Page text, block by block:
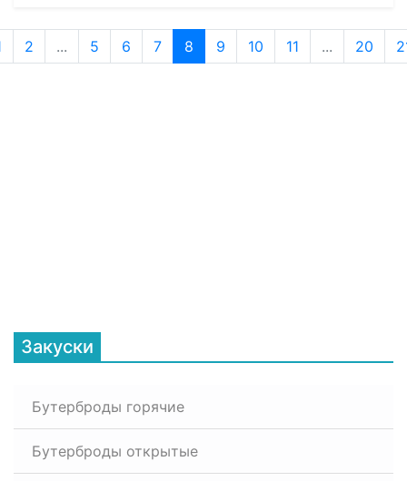
2 ... 5 6 7 8 9 10 11 ... 20
Закуски
Бутерброды горячие
Бутерброды открытые